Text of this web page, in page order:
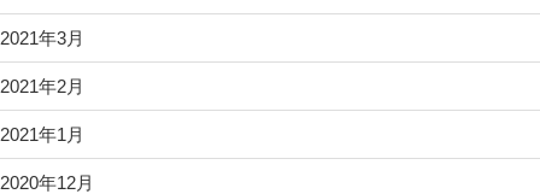
2021年3月
2021年2月
2021年1月
2020年12月